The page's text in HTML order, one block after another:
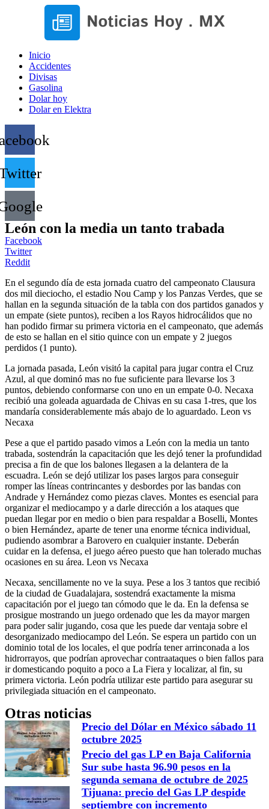
Inicio
Accidentes
Divisas
Gasolina
Dolar hoy
Dolar en Elektra
León con la media un tanto trabada
Facebook
Twitter
Reddit
En el segundo día de esta jornada cuatro del campeonato Clausura
dos mil dieciocho, el estadio Nou Camp y los Panzas Verdes, que se
hallan en la segunda situación de la tabla con dos partidos ganados y
un empate (siete puntos), reciben a los Rayos hidrocálidos que no
han podido firmar su primera victoria en el campeonato, que además
de esto se hallan en el sitio quince con un empate y 2 juegos
perdidos (1 punto).
La jornada pasada, León visitó la capital para jugar contra el Cruz
Azul, al que dominó mas no fue suficiente para llevarse los 3
puntos, debiendo conformarse con uno en un empate 0-0. Necaxa
recibió una goleada aguardada de Chivas en su casa 1-tres, que los
mandaría considerablemente más abajo de lo aguardado. Leon vs
Necaxa
Pese a que el partido pasado vimos a León con la media un tanto
trabada, sostendrán la capacitación que les dejó tener la profundidad
precisa a fin de que los balones llegasen a la delantera de la
escuadra. León se dejó utilizar los pases largos para conseguir
romper las líneas contrincantes y desbordes por las bandas con
Andrade y Hernández como piezas claves. Montes es esencial para
organizar el mediocampo y a darle dirección a los ataques que
puedan llegar por en medio o bien para respaldar a Boselli, Montes
o bien Hernández, aparte de tener una enorme técnica individual,
pudiendo asombrar a Barovero en cualquier instante. Deberán
cuidar en la defensa, el juego aéreo puesto que han tolerado muchas
ocasiones en su área. Leon vs Necaxa
Necaxa, sencillamente no ve la suya. Pese a los 3 tantos que recibió
de la ciudad de Guadalajara, sostendrá exactamente la misma
capacitación por el juego tan cómodo que le da. En la defensa se
prosigue mostrando un juego ordenado que les da mayor margen
para poder salir jugando, cosa que les puede dar ventaja sobre el
desorganizado mediocampo del León. Se espera un partido con un
dominio total de los locales, el que podría tener arrinconada a los
hidrorrayos, que podrían aprovechar contraataques o bien fallos para
ir domesticando poquito a poco a La Fiera y localizar, al fin, su
primera victoria. León podría utilizar este partido para asegurar su
privilegiada situación en el campeonato.
Otras noticias
Precio del Dólar en México sábado 11
octubre 2025
Precio del gas LP en Baja California
Sur sube hasta 96.90 pesos en la
segunda semana de octubre de 2025
Tijuana: precio del Gas LP despide
septiembre con incremento